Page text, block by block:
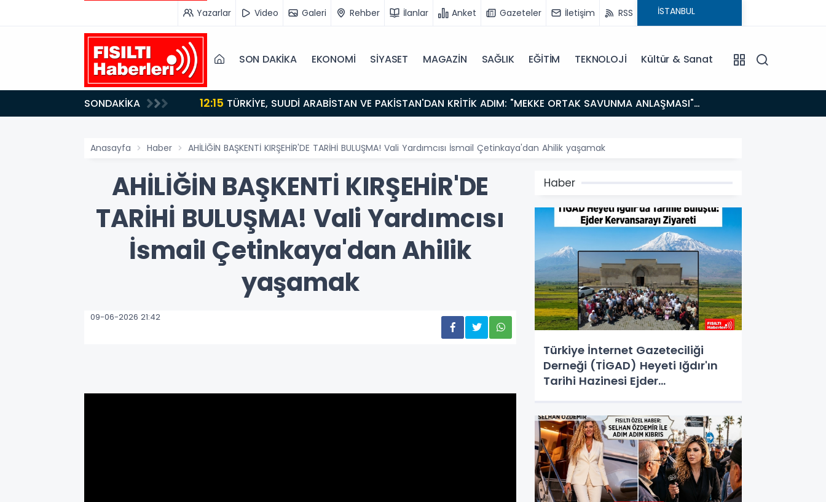
Yazarlar Video Galeri Rehber İlanlar Anket Gazeteler İletişim RSS
SON DAKİKA EKONOMİ SİYASET MAGAZİN SAĞLIK EĞİTİM TEKNOLOJİ Kültür & Sanat
SONDAKİKA 12:15
İMZALANDI!
Uyanacağız"
Anasayfa Haber ​AHİLİĞİN BAŞKENTİ KIRŞEHİR'DE TARİHİ BULUŞMA! Vali Yardımcısı İsmail Çetinkaya'dan Ahilik yaşamak
​AHİLİĞİN BAŞKENTİ KIRŞEHİR'DE
TARİHİ BULUŞMA! Vali Yardımcısı
İsmail Çetinkaya'dan Ahilik
yaşamak
09-06-2026 21:42
Haber
Türkiye İnternet Gazeteciliği
Derneği (TİGAD) Heyeti Iğdır'ın
Tarihi Hazinesi Ejder